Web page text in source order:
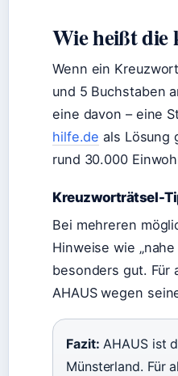
Wie heißt die
Wenn ein
und 5 Buchstaben
eine davon – eine
hilfe.de als Lösung
rund 30.000
Kreuzworträtsel-
Bei mehreren
Hinweise wie „nahe
besonders gut. Für
AHAUS wegen
Fazit: AHAUS ist
Münsterland. Für